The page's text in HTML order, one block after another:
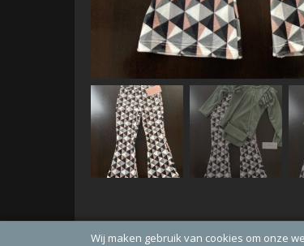
Wij maken gebruik van cookies om onze